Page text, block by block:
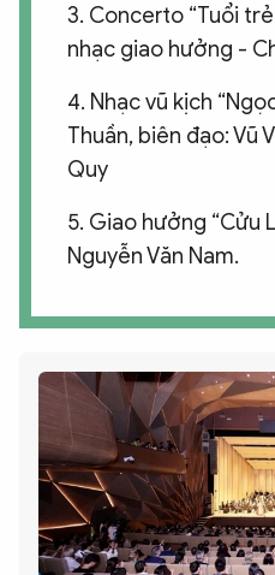
3. Concerto “Tuổi
nhạc giao hưởng -
4. Nhạc vũ kịch
Thuần, biên đạo: Vũ
Quy
5. Giao hưởng “Cửu
Nguyễn Văn Nam.